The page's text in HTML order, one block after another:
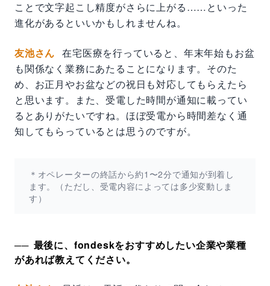
ことで文字起こし精度がさらに上がる……といった
進化があるといいかもしれませんね。
友池さん 在宅医療を行っていると、年末年始もお盆
も関係なく業務にあたることになります。そのた
め、お正月やお盆などの祝日も対応してもらえたら
と思います。また、受電した時間が通知に載ってい
るとありがたいですね。ほぼ受電から時間差なく通
知してもらっているとは思うのですが。
＊オペレーターの終話から約1〜2分で通知が到着し
ます。（ただし、受電内容によっては多少変動しま
す）
最後に、fondeskをおすすめしたい企業や業種
があれば教えてください。